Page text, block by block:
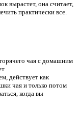
вырастет, она считает,
практически все.
чая с домашним
действует как
чая и только потом
когда вы